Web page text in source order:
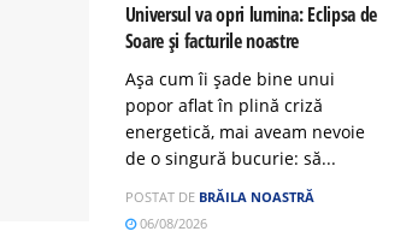
Universul va opri lumina: Eclipsa de
Soare și facturile noastre
Așa cum îi șade bine unui
popor aflat în plină criză
energetică, mai aveam nevoie
de o singură bucurie: să...
POSTAT DE BRĂILA NOASTRĂ
06/08/2026